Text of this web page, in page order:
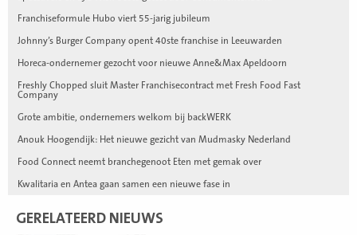
Franchiseformule Hubo viert 55-jarig jubileum
Johnny’s Burger Company opent 40ste franchise in Leeuwarden
Horeca-ondernemer gezocht voor nieuwe Anne&Max Apeldoorn
Freshly Chopped sluit Master Franchisecontract met Fresh Food Fast
Company
Grote ambitie, ondernemers welkom bij backWERK
Anouk Hoogendijk: Het nieuwe gezicht van Mudmasky Nederland
Food Connect neemt branchegenoot Eten met gemak over
Kwalitaria en Antea gaan samen een nieuwe fase in
GERELATEERD NIEUWS